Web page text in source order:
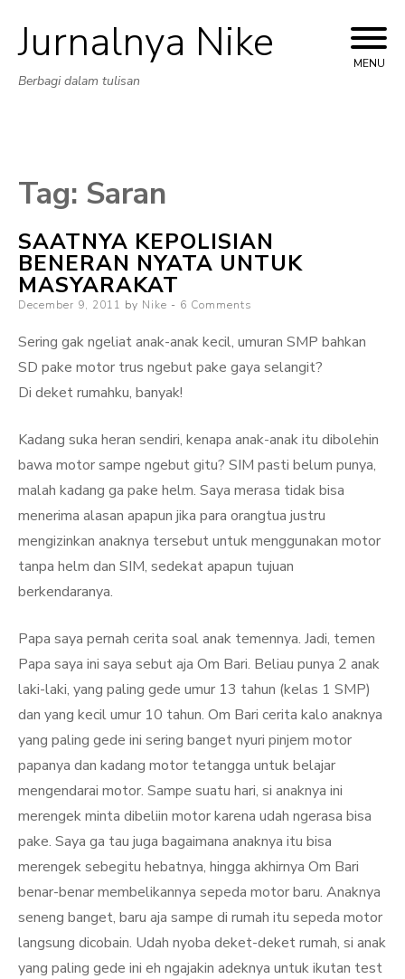
Skip
Jurnalnya Nike
Berbagi dalam tulisan
MENU
Tag: Saran
SAATNYA KEPOLISIAN
BENERAN NYATA UNTUK
MASYARAKAT
Posted
December 9, 2011 by Nike 6 Comments
Sering gak ngeliat anak-anak kecil, umuran SMP bahkan
SD pake motor trus ngebut pake gaya selangit?
Di deket rumahku, banyak!
Kadang suka heran sendiri, kenapa anak-anak itu dibolehin
bawa motor sampe ngebut gitu? SIM pasti belum punya,
malah kadang ga pake helm. Saya merasa tidak bisa
menerima alasan apapun jika para orangtua justru
mengizinkan anaknya tersebut untuk menggunakan motor
tanpa helm dan SIM, sedekat apapun tujuan
berkendaranya.
Papa saya pernah cerita soal anak temennya. Jadi, temen
Papa saya ini saya sebut aja Om Bari. Beliau punya 2 anak
laki-laki, yang paling gede umur 13 tahun (kelas 1 SMP)
dan yang kecil umur 10 tahun. Om Bari cerita kalo anaknya
yang paling gede ini sering banget nyuri pinjem motor
papanya dan kadang motor tetangga untuk belajar
mengendarai motor. Sampe suatu hari, si anaknya ini
merengek minta dibeliin motor karena udah ngerasa bisa
pake. Saya ga tau juga bagaimana anaknya itu bisa
merengek sebegitu hebatnya, hingga akhirnya Om Bari
benar-benar membelikannya sepeda motor baru. Anaknya
seneng banget, baru aja sampe di rumah itu sepeda motor
langsung dicobain. Udah nyoba deket-deket rumah, si anak
yang paling gede ini eh ngajakin adeknya untuk ikutan test